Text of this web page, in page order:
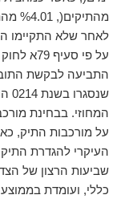
המחוזי. בבחינת
על מורכבות התיק,
העיקרי להגדרת התיק
שביעות הרצון של